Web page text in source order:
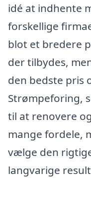
idé at indhente
forskellige
blot et bredere
der tilbydes,
den bedste pris
Strømpeforing,
til at renovere
mange fordele,
vælge den
langvarige